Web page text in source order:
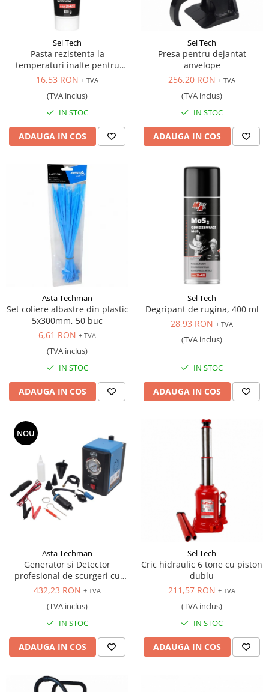
Antrenor articulat si culisant
Ciocan, levier, dalti si dornuri
Cleste si set clesti
Clicheti
Perie de sarma
Prese si extractoare
Reparat filete
Scule camioane
Scule diverse mecanica
Scule Pneumatice
Scule service ulei, gresare,
combustibil
Scule sistem franare
Scule speciale
Scule supape
Scule suspensie
Scule transmisie
Set / trusa chei tubulare
Set burghie si freze
Set chei
Set prelungitoare
Set surubelnite
Testare cuplu dinamometric de
strangere
Trusa / Set tarozi si filiere
Tubulare speciale
Sel Tech
Pasta rezistenta la
temperaturi inalte pentru
reparat sistemul de evacuare,
16,53 RON + TVA
(TVA inclus)
IN STOC
ADAUGA IN COS
Sel Tech
Presa pentru dejantat
anvelope
256,20 RON + TVA
(TVA inclus)
IN STOC
ADAUGA IN COS
Asta Techman
Set coliere albastre din plastic
5x300mm, 50 buc
6,61 RON + TVA
(TVA inclus)
IN STOC
ADAUGA IN COS
Sel Tech
Degripant de rugina, 400 ml
28,93 RON + TVA
(TVA inclus)
IN STOC
ADAUGA IN COS
NOU
Asta Techman
Generator si Detector
profesional de scurgeri cu
fum, 12V
432,23 RON + TVA
(TVA inclus)
IN STOC
ADAUGA IN COS
Sel Tech
Cric hidraulic 6 tone cu piston
dublu
211,57 RON + TVA
(TVA inclus)
IN STOC
ADAUGA IN COS